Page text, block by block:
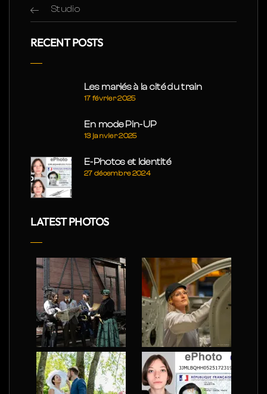
Studio
RECENT POSTS
Les mariés à la cité du train
17 février 2025
En mode Pin-UP
13 janvier 2025
E-Photos et Identité
27 décembre 2024
LATEST PHOTOS